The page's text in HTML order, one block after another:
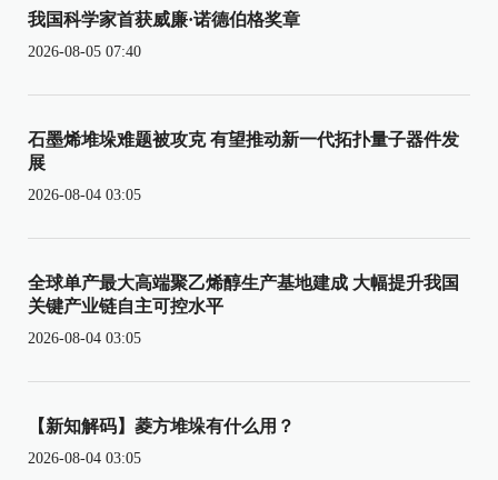
我国科学家首获威廉·诺德伯格奖章
2026-08-05 07:40
石墨烯堆垛难题被攻克 有望推动新一代拓扑量子器件发
展
2026-08-04 03:05
全球单产最大高端聚乙烯醇生产基地建成 大幅提升我国
关键产业链自主可控水平
2026-08-04 03:05
【新知解码】菱方堆垛有什么用？
2026-08-04 03:05